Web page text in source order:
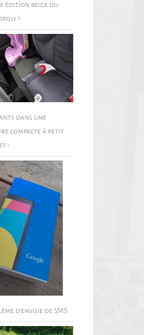
édition belge du
?
dans une
compacte à petit
!
d’envoie de SMS